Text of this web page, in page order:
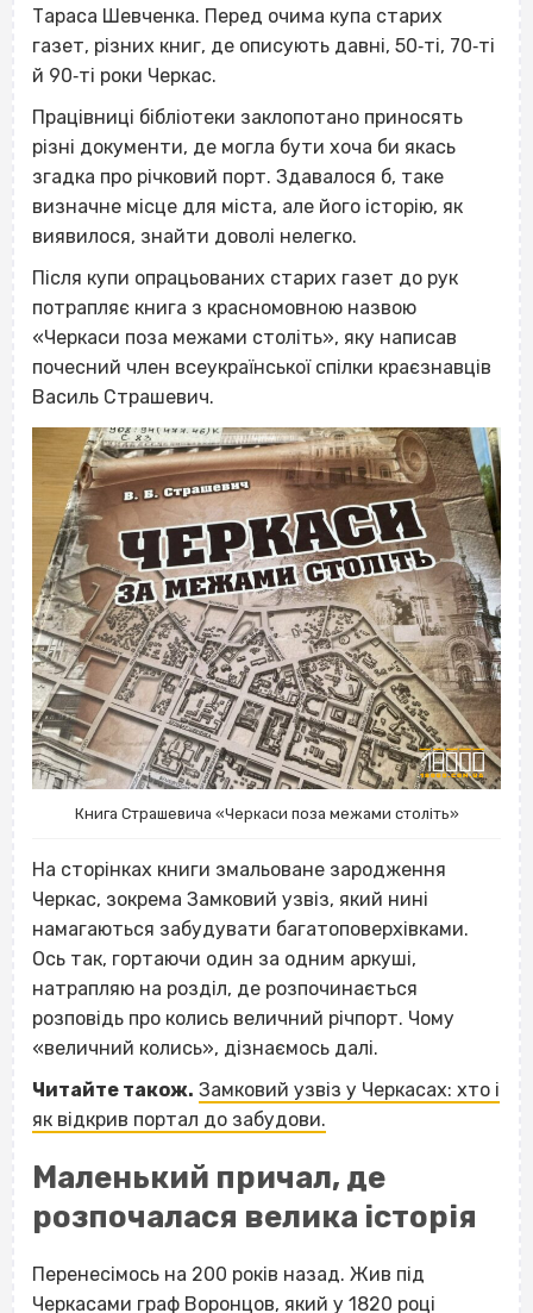
Тараса Шевченка. Перед очима купа старих
газет, різних книг, де описують давні, 50‐ті, 70‐ті
й 90‐ті роки Черкас.
Працівниці бібліотеки заклопотано приносять
різні документи, де могла бути хоча би якась
згадка про річковий порт. Здавалося б, таке
визначне місце для міста, але його історію, як
виявилося, знайти доволі нелегко.
Після купи опрацьованих старих газет до рук
потрапляє книга з красномовною назвою
«Черкаси поза межами століть», яку написав
почесний член всеукраїнської спілки краєзнавців
Василь Страшевич.
Книга Страшевича «Черкаси поза межами століть»
На сторінках книги змальоване зародження
Черкас, зокрема Замковий узвіз, який нині
намагаються забудувати багатоповерхівками.
Ось так, гортаючи один за одним аркуші,
натрапляю на розділ, де розпочинається
розповідь про колись величний річпорт. Чому
«величний колись», дізнаємось далі.
Читайте також. Замковий узвіз у Черкасах: хто і
як відкрив портал до забудови.
Маленький причал, де
розпочалася велика історія
Перенесімось на 200 років назад. Жив під
Черкасами граф Воронцов, який у 1820 році